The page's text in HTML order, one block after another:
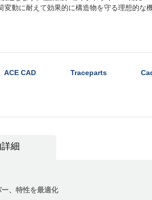
変動に耐えて効果的に構造物を守る理想的な
ACE CAD Traceparts
細
、特性を最適化